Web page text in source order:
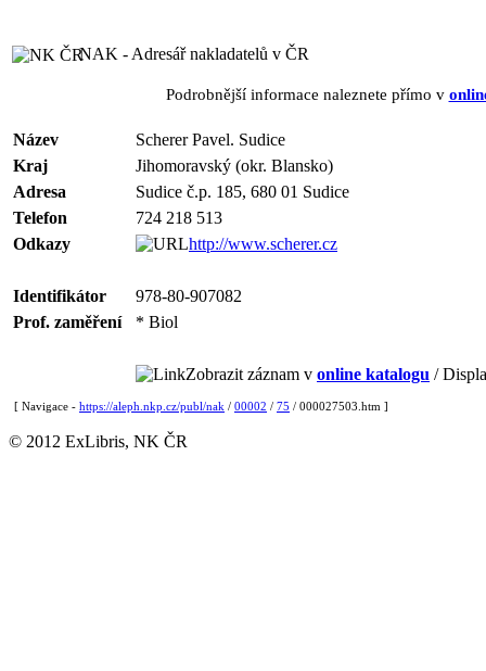
NAK - Adresář nakladatelů v ČR
Podrobnější informace naleznete přímo v
Název
Scherer Pavel. Sudice
Kraj
Jihomoravský (okr. Blansko)
Adresa
Sudice č.p. 185, 680 01 Sudice
Telefon
724 218 513
Odkazy
http://www.scherer.cz
Identifikátor
978-80-907082
Prof. zaměření
* Biol
Zobrazit záznam v online katalogu /
[ Navigace - https://aleph.nkp.cz/publ/nak / 00002 / 75 / 000027503.htm ]
© 2012 ExLibris, NK ČR